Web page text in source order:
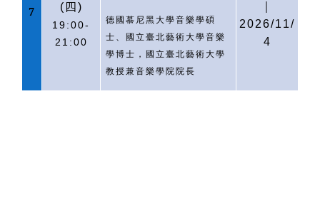
7
( 四)
19:00-
21:00
德國慕尼黑大學音樂學碩
士、國立臺北藝術大學音樂
學博士，國立臺北藝術大學
教授兼音樂學院院長
2026/11/
4